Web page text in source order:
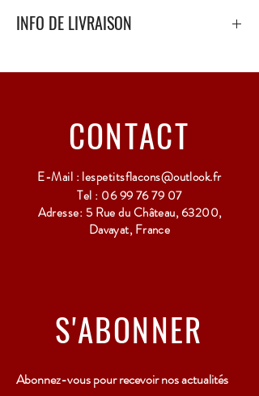
INFO DE LIVRAISON
polystyrène.
CONTACT
E-Mail :lespetitsflacons@outlook.fr
Tel : 06 99 76 79 07
Adresse: 5 Rue du Château, 63200,
Davayat, France
S'ABONNER
Abonnez-vous pour recevoir nos actualités